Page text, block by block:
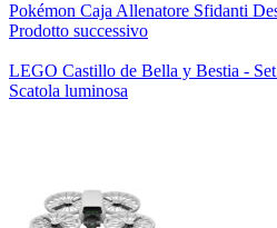
Pokémon Caja Allenatore Sfidanti
Prodotto successivo
LEGO Castillo de Bella y Bestia -
Scatola luminosa